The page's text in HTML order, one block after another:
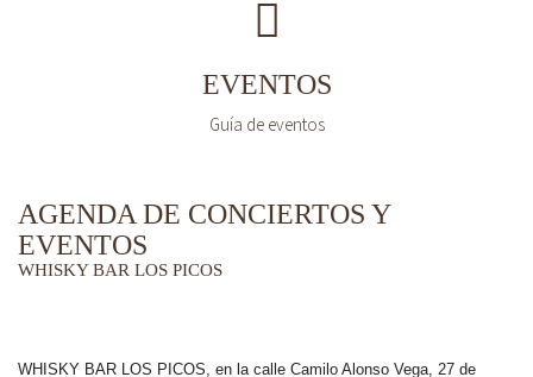
EVENTOS
Guía de eventos
AGENDA DE CONCIERTOS Y
EVENTOS
WHISKY BAR LOS PICOS
WHISKY BAR LOS PICOS, en la calle Camilo Alonso Vega, 27 de